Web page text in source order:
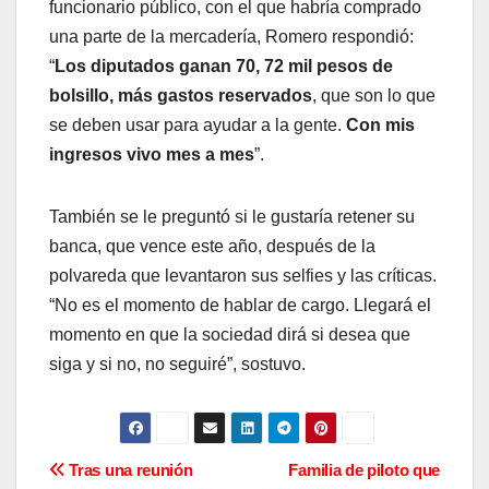
funcionario público, con el que habría comprado
una parte de la mercadería, Romero respondió:
“Los diputados ganan 70, 72 mil pesos de
bolsillo, más gastos reservados, que son lo que
se deben usar para ayudar a la gente. Con mis
ingresos vivo mes a mes”.
También se le preguntó si le gustaría retener su
banca, que vence este año, después de la
polvareda que levantaron sus selfies y las críticas.
“No es el momento de hablar de cargo. Llegará el
momento en que la sociedad dirá si desea que
siga y si no, no seguiré”, sostuvo.
N
Familia de piloto que
Tras una reunión